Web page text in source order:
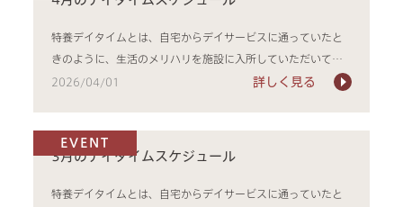
特養デイタイムとは、自宅からデイサービスに通っていたと
きのように、生活のメリハリを施設に入所していただいてか
らも続けてい...
2026/04/01 詳しく見る
EVENT
3月のデイタイムスケジュール
特養デイタイムとは、自宅からデイサービスに通っていたと